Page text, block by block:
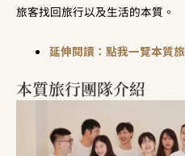
旅客找回旅行以及生活的本質。
延伸閱讀：點我一覽本質
本質旅行團隊介紹